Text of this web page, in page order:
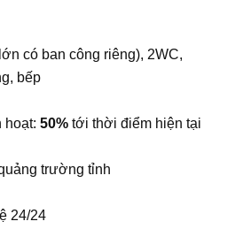
có ban công riêng), 2WC,
bếp
hoạt: 50%tới thời điểm hiện tại
trường tỉnh
24/24